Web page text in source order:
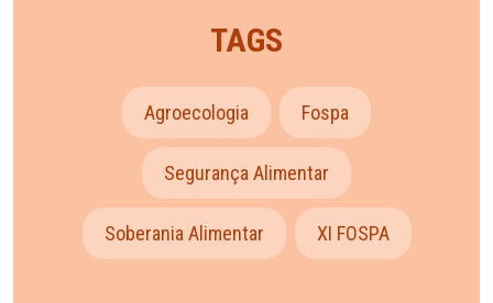
TAGS
Agroecologia Fospa
Segurança Alimentar
Soberania Alimentar XI FOSPA